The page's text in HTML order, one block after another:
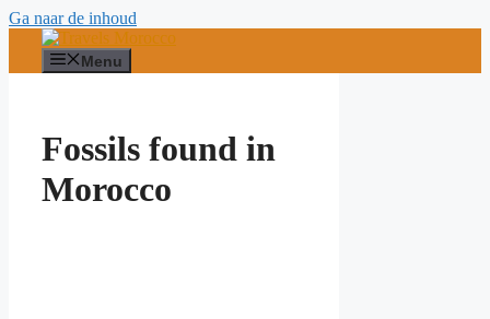
Ga naar de inhoud
Menu
Fossils found in
Morocco